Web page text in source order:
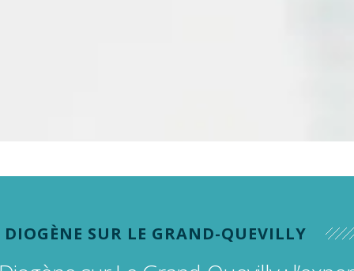
SUR LE GRAND-QUEVILLY